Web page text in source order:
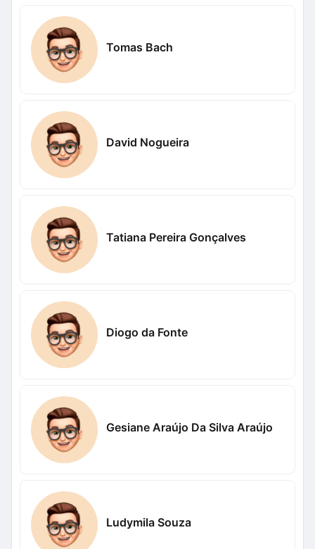
Tomas Bach
David Nogueira
Tatiana Pereira Gonçalves
Diogo da Fonte
Gesiane Araújo Da Silva Araújo
Ludymila Souza